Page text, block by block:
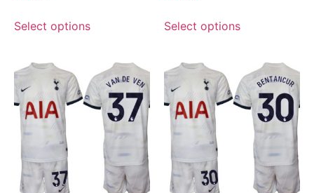
Select options Select options